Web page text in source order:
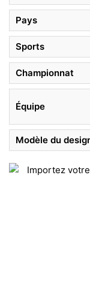
Pays
Sports
Championnat
Équipe
Modèle du